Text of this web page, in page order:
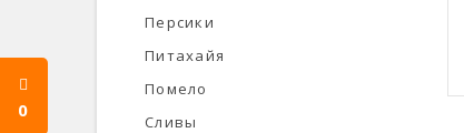
0
Персики
Питахайя
Помело
Сливы